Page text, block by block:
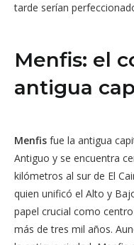
tarde serían
Menfis: el
antigua
Menfis fue la antigua
Antiguo y se encuentra
kilómetros al sur de El
quien unificó el Alto y
papel crucial como
más de tres mil años.